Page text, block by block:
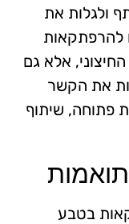
ולגלות את
להרפתקאות
אלא גם
את הקשר
פתוחה, שיתוף
בטבע